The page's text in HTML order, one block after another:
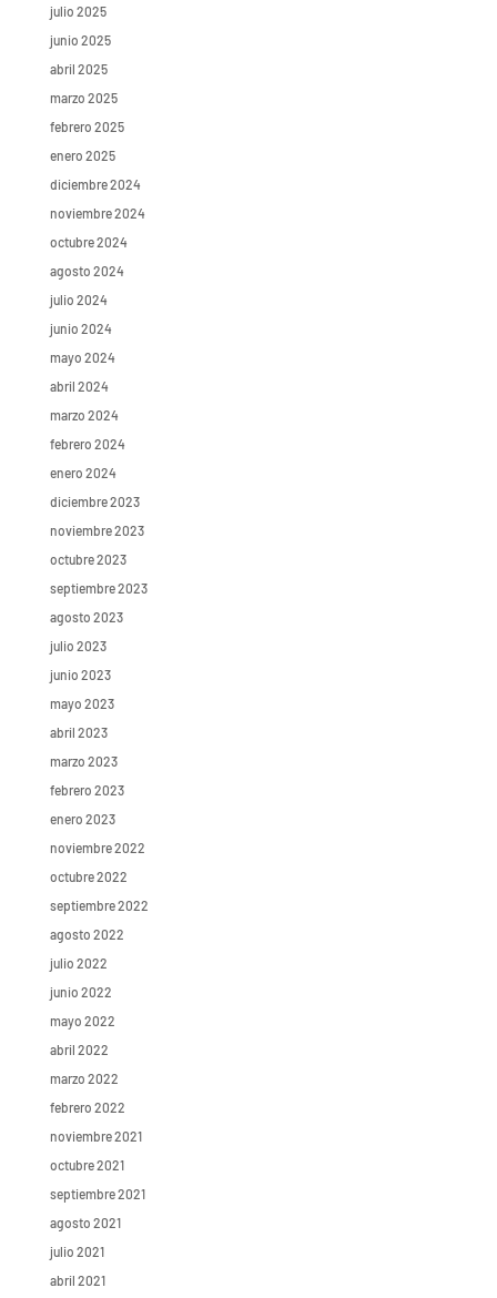
julio 2025
junio 2025
abril 2025
marzo 2025
febrero 2025
enero 2025
diciembre 2024
noviembre 2024
octubre 2024
agosto 2024
julio 2024
junio 2024
mayo 2024
abril 2024
marzo 2024
febrero 2024
enero 2024
diciembre 2023
noviembre 2023
octubre 2023
septiembre 2023
agosto 2023
julio 2023
junio 2023
mayo 2023
abril 2023
marzo 2023
febrero 2023
enero 2023
noviembre 2022
octubre 2022
septiembre 2022
agosto 2022
julio 2022
junio 2022
mayo 2022
abril 2022
marzo 2022
febrero 2022
noviembre 2021
octubre 2021
septiembre 2021
agosto 2021
julio 2021
abril 2021